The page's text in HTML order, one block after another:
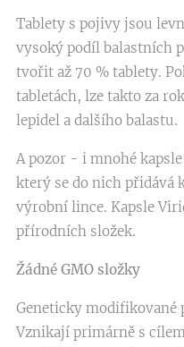
Tablety s pojivy jsou
vysoký podíl balastních
tvořit až 70 % tablety.
tabletách, lze takto za
lepidel a dalšího balastu.
A pozor - i mnohé
který se do nich přidává
výrobní lince. Kapsle
přírodních složek.
Žádné GMO složky
Geneticky modifikované
Vznikají primárně s